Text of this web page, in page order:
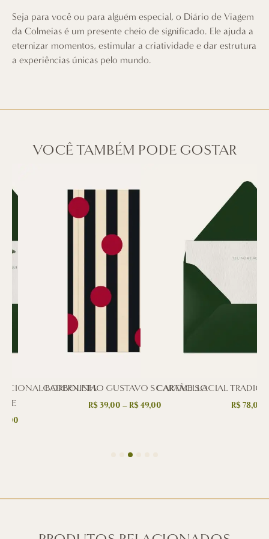
Seja para você ou para alguém especial, o Diário de Viagem
da Colmeias é um presente cheio de significado. Ele ajuda a
eternizar momentos, estimular a criatividade e dar estrutura
a experiências únicas pelo mundo.
VOCÊ TAMBÉM PODE GOSTAR
BORBOLETA
CADERNINHO GUSTAVO SCARAMELLA
R$39,00 – R$49,00
CARTÃO SOCIAL
R$78,00